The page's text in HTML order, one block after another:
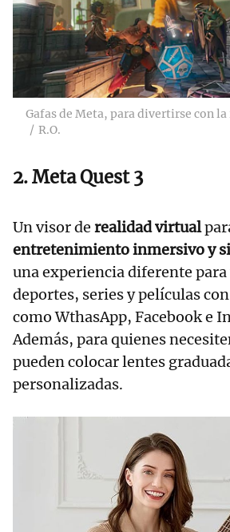
Gafas de Meta, para divertirse con
R.O.
2. Meta Quest 3
Un visor de realidad virtual
entretenimiento inmersivo y
una experiencia diferente
deportes, series y películas
como WthasApp, Facebook e
Además, para quienes
pueden colocar lentes
personalizadas.